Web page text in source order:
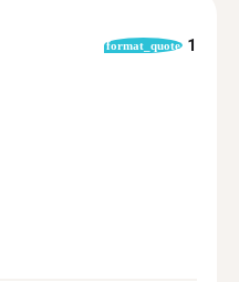
format_quote 1